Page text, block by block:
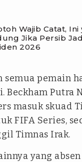
Wajib Catat, Ini
Jika Persib
2026
semua pemain
Beckham Putra
masuk skuad
FIFA Series,
Timnas Irak.
yang